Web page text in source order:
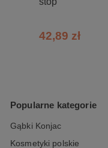
42,89 zł
Popularne kategorie
Gąbki Konjac
Kosmetyki polskie